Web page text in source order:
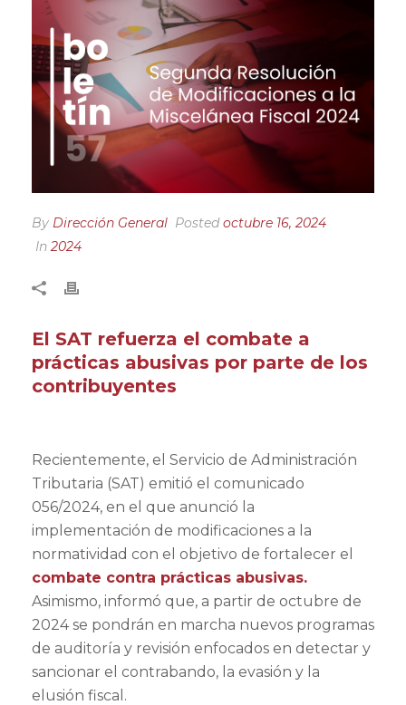
By Dirección General Postedoctubre 16, 2024
In 2024
El SAT refuerza el combate a
prácticas abusivas por parte de los
contribuyentes
Recientemente, el Servicio de Administración
Tributaria (SAT) emitió el comunicado
056/2024, en el que anunció la
implementación de modificaciones a la
normatividad con el objetivo de fortalecer el
combate contra prácticas abusivas.
Asimismo, informó que, a partir de octubre de
2024 se pondrán en marcha nuevos programas
de auditoría y revisión enfocados en detectar y
sancionar el contrabando, la evasión y la
elusión fiscal.